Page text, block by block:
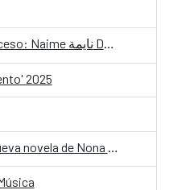
Mano de obra Apertura de proceso: Naime نايمة Danzar una lengua olvidada
2025
Presentación de ‘Marciano', nueva novela de Nona Fernández